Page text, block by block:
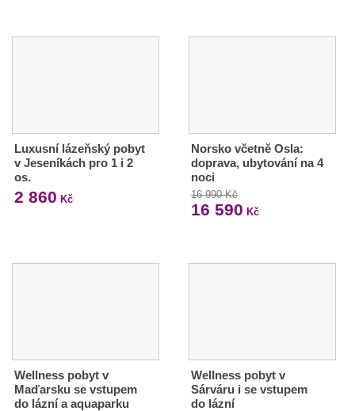
Luxusní lázeňský pobyt
v Jeseníkách pro 1 i 2
os.
2 860 Kč
Norsko včetně Osla:
doprava, ubytování na 4
noci
16 990 Kč
16 590 Kč
Wellness pobyt v
Maďarsku se vstupem
do lázní a aquaparku
Wellness pobyt v
Sárváru i se vstupem
do lázní